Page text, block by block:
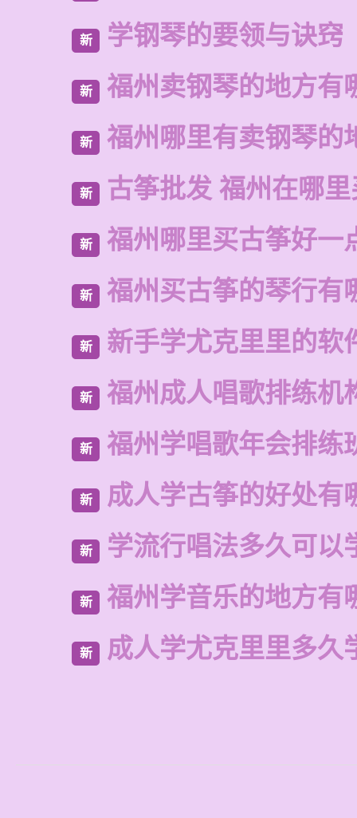
新 学钢琴的要领与诀窍
新 福州卖钢琴的地方有
新 福州哪里有卖钢琴的
新 古筝批发 福州在哪
新 福州哪里买古筝好一
新 福州买古筝的琴行有
新 新手学尤克里里的软
新 福州成人唱歌排练机
新 福州学唱歌年会排练
新 成人学古筝的好处有
新 学流行唱法多久可以
新 福州学音乐的地方有
新 成人学尤克里里多久